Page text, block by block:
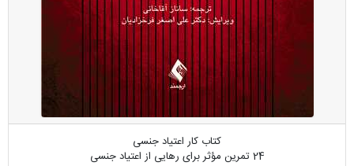
کتاب کار اعتیاد جنسی
24 تمرین مؤثر برای رهایی از اعتیاد جنسی